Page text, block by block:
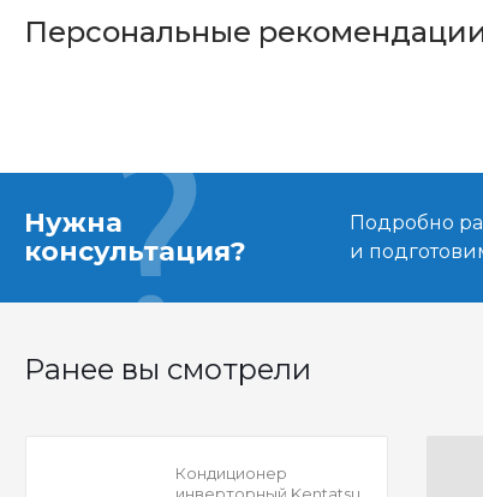
Персональные
Нужна
консультация?
Подробно
и
Ранее вы смотрели
Кондиционер